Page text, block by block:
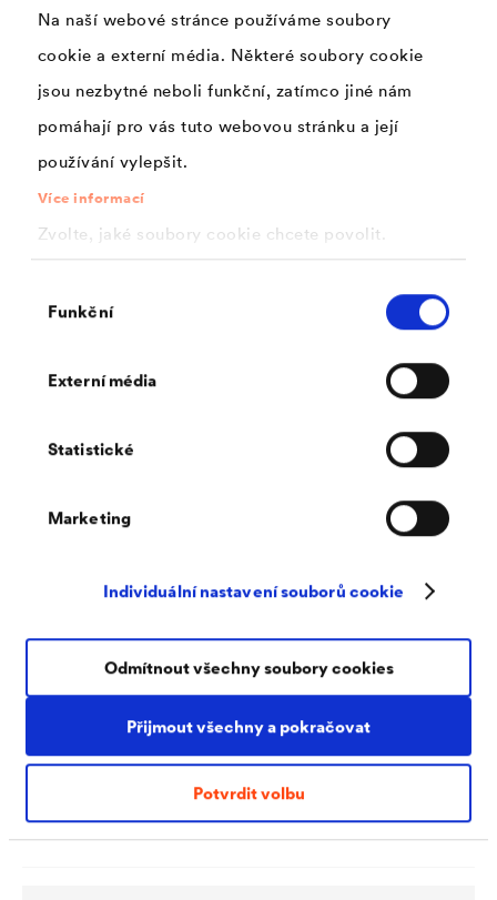
Na naší webové stránce používáme soubory
cookie a externí média. Některé soubory cookie
jsou nezbytné neboli funkční, zatímco jiné nám
pomáhají pro vás tuto webovou stránku a její
používání vylepšit.
Více informací
Zvolte, jaké soubory cookie chcete povolit.
souhlasu
Funkční
Externí média
Statistické
Marketing
Individuální nastavení souborů cookie
Přijmout všechny a pokračovat
Potvrdit volbu
Odmítnout všechny soubory cookies
Trvale pružné kartušové lepidlo ze speciálního kaučuku pro
venkovní použití. Vysoká spolehlivost v místech lepení.
DELTA®-TAPE FAS 60 / 100
Lepicí páska vysoce odolná proti stárnutí pro lepení
přesahů a obtížných detailů. Speciálně pro použití na
fasádní membrányDELTA .